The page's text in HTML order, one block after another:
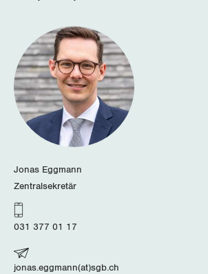
Jonas Eggmann
Zentralsekretär
031 377 01 17
jonas.eggmann(at)sgb.ch